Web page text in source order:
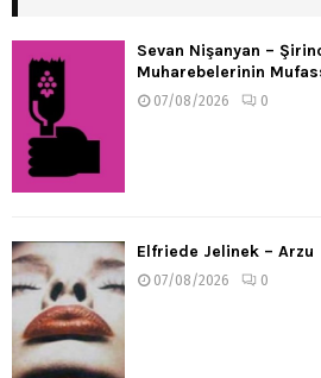
Sevan Nişanyan –
Muharebelerinin
07/08/2026 0
Elfriede Jelinek – Arzu
07/08/2026 0